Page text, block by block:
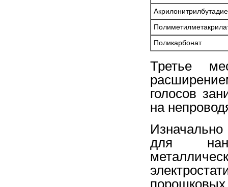
Поликарбонат
Третье
голосов
на
для